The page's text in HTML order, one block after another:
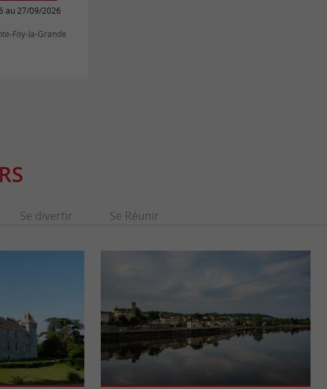
au 27/09/2026
Foy-la-Grande
Se divertir Se Réunir